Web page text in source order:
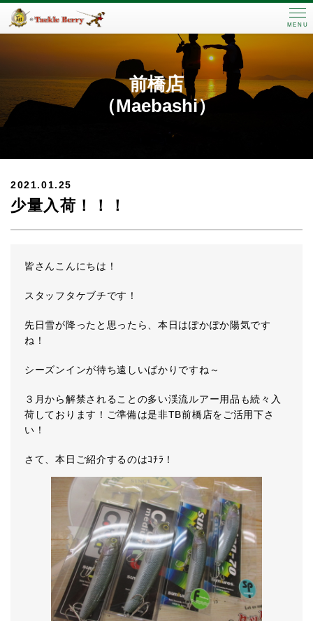
MENU
前橋店
（Maebashi）
2021.01.25
少量入荷！！！
皆さんこんにちは！
スタッフタケブチです！
先日雪が降ったと思ったら、本日はぽかぽか陽気です
ね！
シーズンインが待ち遠しいばかりですね～
３月から解禁されることの多い渓流ルアー用品も続々入
荷しております！ご準備は是非TB前橋店をご活用下さ
い！
さて、本日ご紹介するのはｺﾁﾗ！